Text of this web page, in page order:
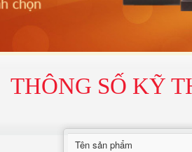
THÔNG SỐ KỸ
Tên sản phẩm